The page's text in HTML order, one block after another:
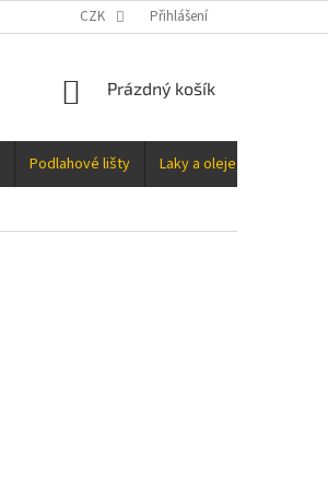
CZK Přihlášení
NÁKUPNÍ
Prázdný košík
Podlahové lišty Laky a oleje